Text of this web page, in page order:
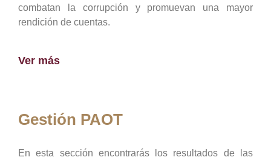
combatan la corrupción y promuevan una mayor
rendición de cuentas.
Ver más
Gestión PAOT
En esta sección encontrarás los resultados de las